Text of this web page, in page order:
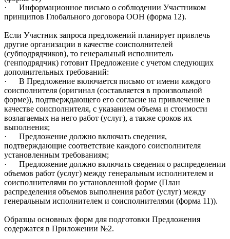
·
Информационное письмо о соблюдении Участником
принципов Глобального договора ООН (форма 12).
Если Участник запроса предложений планирует привлечь
другие организации в качестве соисполнителей
(субподрядчиков), то генеральный исполнитель
(генподрядчик) готовит Предложение с учетом следующих
дополнительных требований:
·
В Предложение включается письмо от имени каждого
соисполнителя (оригинал (составляется в произвольной
форме)), подтверждающего его согласие на привлечение в
качестве соисполнителя, с указанием объема и стоимости
возлагаемых на него работ (услуг), а также сроков их
выполнения;
·
Предложение должно включать сведения,
подтверждающие соответствие каждого соисполнителя
установленным требованиям;
·
Предложение должно включать сведения о распределении
объемов работ (услуг) между генеральным исполнителем и
соисполнителями по установленной форме (План
распределения объемов выполнения работ (услуг) между
генеральным исполнителем и соисполнителями (форма 11)).
Образцы основных форм для подготовки Предложения
содержатся в Приложении №2.